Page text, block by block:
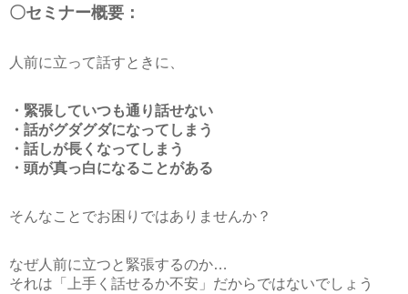
〇セミナー概要：
人前に立って話すときに、
・緊張していつも通り話せない
・話がグダグダになってしまう
・話しが長くなってしまう
・頭が真っ白になることがある
そんなことでお困りではありませんか？
なぜ人前に立つと緊張するのか…
それは「上手く話せるか不安」だからではないでしょう